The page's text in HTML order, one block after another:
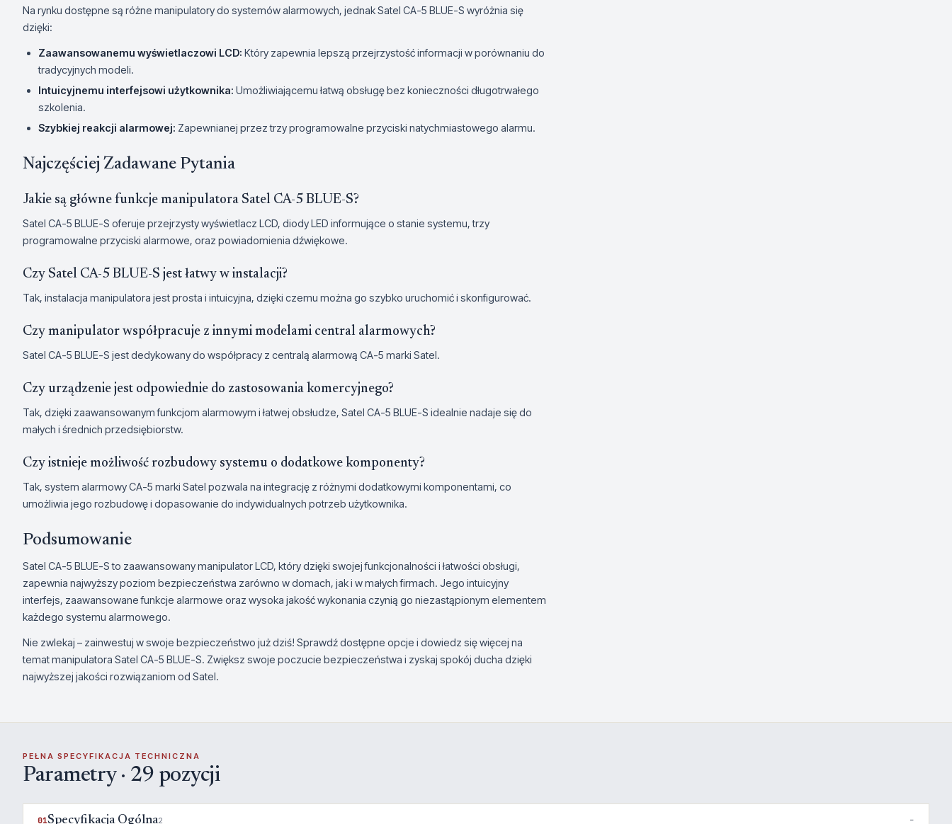
Na rynku dostępne są różne manipulatory do systemów alarmowych, jednak Satel CA-5 BLUE-S wyróżnia się
dzięki:
Zaawansowanemu wyświetlaczowi LCD: Który zapewnia lepszą przejrzystość informacji w porównaniu do
tradycyjnych modeli.
Intuicyjnemu interfejsowi użytkownika: Umożliwiającemu łatwą obsługę bez konieczności długotrwałego
szkolenia.
Szybkiej reakcji alarmowej: Zapewnianej przez trzy programowalne przyciski natychmiastowego alarmu.
Najczęściej Zadawane Pytania
Jakie są główne funkcje manipulatora Satel CA-5 BLUE-S?
Satel CA-5 BLUE-S oferuje przejrzysty wyświetlacz LCD, diody LED informujące o stanie systemu, trzy
programowalne przyciski alarmowe, oraz powiadomienia dźwiękowe.
Czy Satel CA-5 BLUE-S jest łatwy w instalacji?
Tak, instalacja manipulatora jest prosta i intuicyjna, dzięki czemu można go szybko uruchomić i skonfigurować.
Czy manipulator współpracuje z innymi modelami central alarmowych?
Satel CA-5 BLUE-S jest dedykowany do współpracy z centralą alarmową CA-5 marki Satel.
Czy urządzenie jest odpowiednie do zastosowania komercyjnego?
Tak, dzięki zaawansowanym funkcjom alarmowym i łatwej obsłudze, Satel CA-5 BLUE-S idealnie nadaje się do
małych i średnich przedsiębiorstw.
Czy istnieje możliwość rozbudowy systemu o dodatkowe komponenty?
Tak, system alarmowy CA-5 marki Satel pozwala na integrację z różnymi dodatkowymi komponentami, co
umożliwia jego rozbudowę i dopasowanie do indywidualnych potrzeb użytkownika.
Podsumowanie
Satel CA-5 BLUE-S to zaawansowany manipulator LCD, który dzięki swojej funkcjonalności i łatwości obsługi,
zapewnia najwyższy poziom bezpieczeństwa zarówno w domach, jak i w małych firmach. Jego intuicyjny
interfejs, zaawansowane funkcje alarmowe oraz wysoka jakość wykonania czynią go niezastąpionym elementem
każdego systemu alarmowego.
Nie zwlekaj – zainwestuj w swoje bezpieczeństwo już dziś! Sprawdź dostępne opcje i dowiedz się więcej na
temat manipulatora Satel CA-5 BLUE-S. Zwiększ swoje poczucie bezpieczeństwa i zyskaj spokój ducha dzięki
najwyższej jakości rozwiązaniom od Satel.
PEŁNA SPECYFIKACJA TECHNICZNA
Parametry · 29 pozycji
01Specyfikacja Ogólna2